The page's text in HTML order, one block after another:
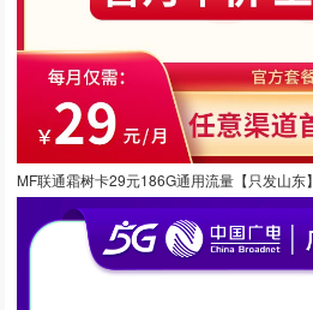
MF联通霜树卡29元186G通用流量【只发山东】